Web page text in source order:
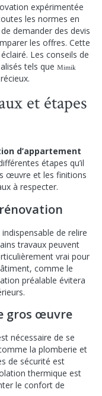
expérimentée
les normes en
demander des devis
les offres. Cette
Les conseils de
tels que Mimik
et étapes
d’appartement
étapes qu’il
œuvre et les finitions
à respecter.
de relire
travaux peuvent
vrai pour
comme le
préalable évitera
gros œuvre
nécessaire de se
la plomberie et
de sécurité est
thermique est
le confort de